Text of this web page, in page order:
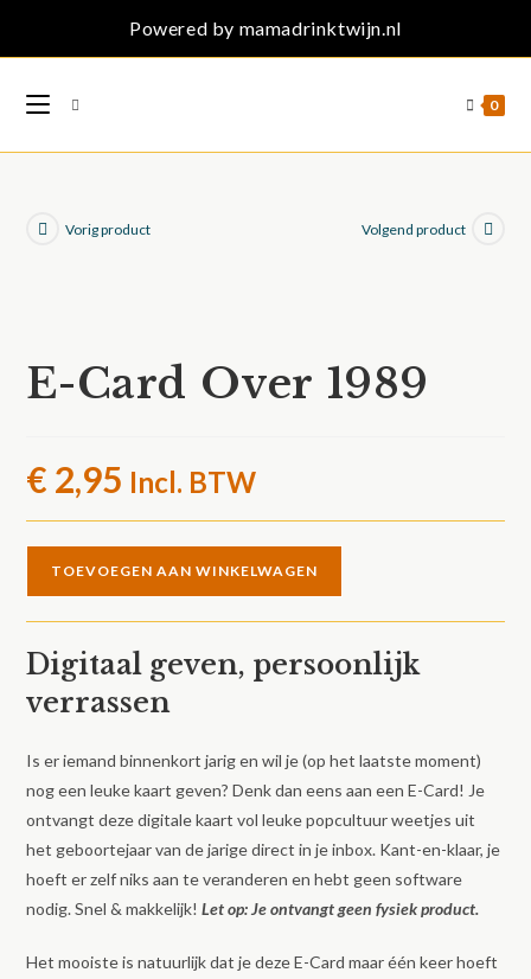
Powered by mamadrinktwijn.nl
0
Vorig product Volgend product
E-Card Over 1989
€ 2,95 Incl. BTW
Over
1989
aantal
TOEVOEGEN AAN WINKELWAGEN
Digitaal geven, persoonlijk
verrassen
Is er iemand binnenkort jarig en wil je (op het laatste moment)
nog een leuke kaart geven? Denk dan eens aan een E-Card! Je
ontvangt deze digitale kaart vol leuke popcultuur weetjes uit
het geboortejaar van de jarige direct in je inbox. Kant-en-klaar, je
hoeft er zelf niks aan te veranderen en hebt geen software
nodig. Snel & makkelijk!Let op: Je ontvangt geen fysiek product.
Het mooiste is natuurlijk dat je deze E-Card maar één keer hoeft